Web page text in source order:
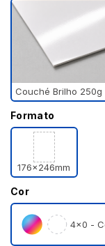
Couché Brilho 250g
Formato
176x246mm
Cor
4×0 -